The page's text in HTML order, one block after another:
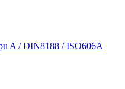
A / DIN8188 / ISO606A